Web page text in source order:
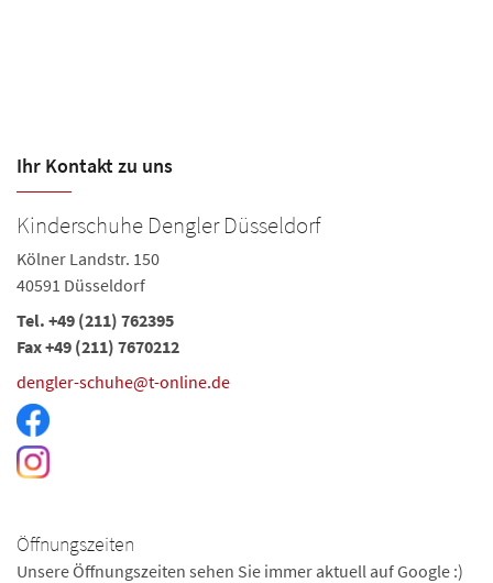
Ihr Kontakt zu uns
Kinderschuhe Dengler Düsseldorf
Kölner Landstr. 150
40591 Düsseldorf
Tel. +49 (211) 762395
Fax +49 (211) 7670212
dengler-schuhe@t-online.de
Öffnungszeiten
Unsere Öffnungszeiten sehen Sie immer aktuell auf Google :)